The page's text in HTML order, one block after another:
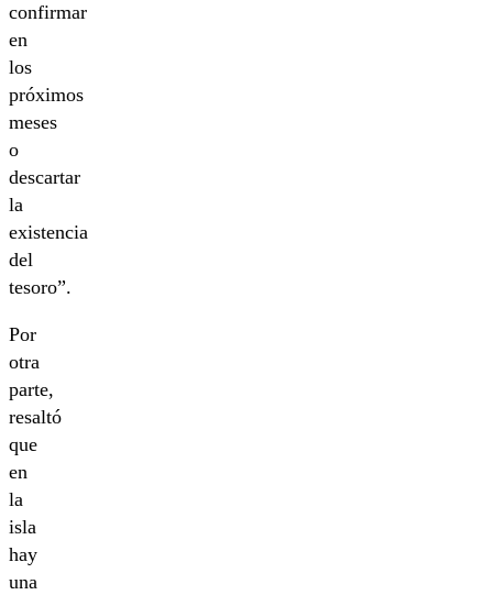
confirmar
en
los
próximos
meses
o
descartar
la
existencia
del
tesoro”.
Por
otra
parte,
resaltó
que
en
la
isla
hay
una